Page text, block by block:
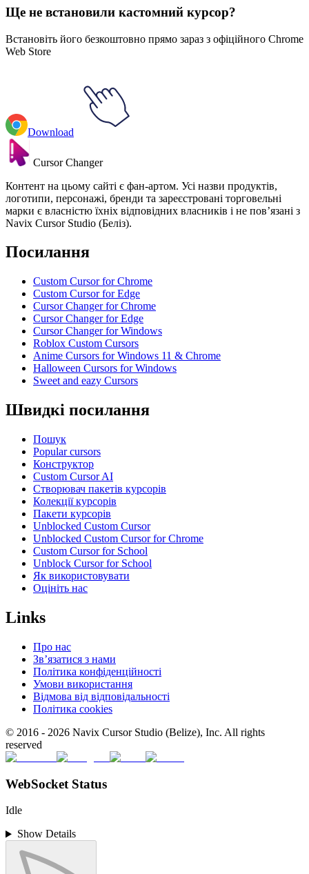
Ще не встановили кастомний курсор?
Встановіть його безкоштовно прямо зараз з офіційного Chrome
Web Store
Download
Cursor Changer
Контент на цьому сайті є фан-артом. Усі назви продуктів,
логотипи, персонажі, бренди та зареєстровані торговельні
марки є власністю їхніх відповідних власників і не пов’язані з
Navix Cursor Studio (Беліз).
Посилання
Custom Cursor for Chrome
Custom Cursor for Edge
Cursor Changer for Chrome
Cursor Changer for Edge
Cursor Changer for Windows
Roblox Custom Cursors
Anime Cursors for Windows 11 & Chrome
Halloween Cursors for Windows
Sweet and eazy Cursors
Швидкі посилання
Пошук
Popular cursors
Конструктор
Custom Cursor AI
Створювач пакетів курсорів
Колекції курсорів
Пакети курсорів
Unblocked Custom Cursor
Unblocked Custom Cursor for Chrome
Custom Cursor for School
Unblock Cursor for School
Як використовувати
Оцініть нас
Links
Про нас
Зв’язатися з нами
Політика конфіденційності
Умови використання
Відмова від відповідальності
Політика cookies
© 2016 - 2026 Navix Cursor Studio (Belize), Inc. All rights
reserved
WebSocket Status
Idle
Show Details